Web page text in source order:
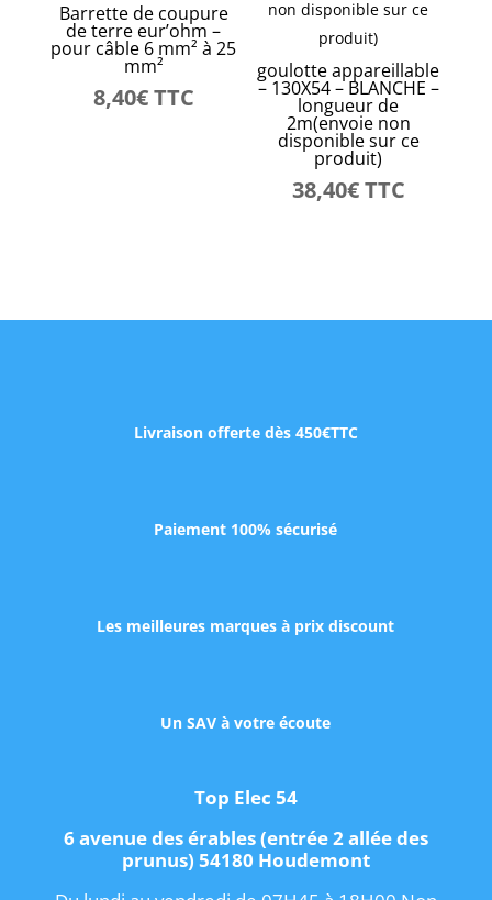
Barrette de coupure
de terre eur’ohm –
pour câble 6 mm² à 25
mm²
8,40€TTC
goulotte appareillable
– 130X54 – BLANCHE –
longueur de
2m(envoie non
disponible sur ce
produit)
38,40€TTC
Livraison offerte dès 450€TTC
Paiement 100% sécurisé
Les meilleures marques à prix discount
Un SAV à votre écoute
Top Elec 54
6 avenue des érables (entrée 2 allée des
prunus) 54180 Houdemont